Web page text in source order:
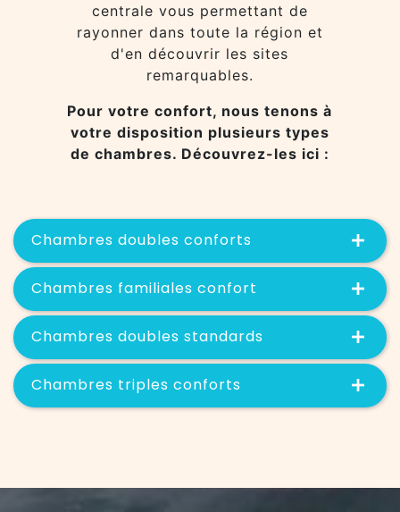
centrale vous permettant de
rayonner dans toute la région et
d'en découvrir les sites
remarquables.
Pour votre confort, nous tenons à
votre disposition plusieurs types
de chambres. Découvrez-les ici :
Chambres doubles conforts
Chambres familiales confort
Chambres doubles standards
Chambres triples conforts